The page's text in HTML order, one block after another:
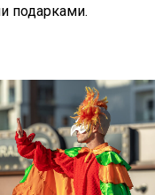
подарками.